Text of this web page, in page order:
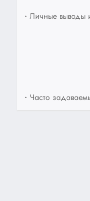
• Личные выводы
• Часто